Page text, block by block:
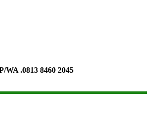
WA .0813 8460 2045